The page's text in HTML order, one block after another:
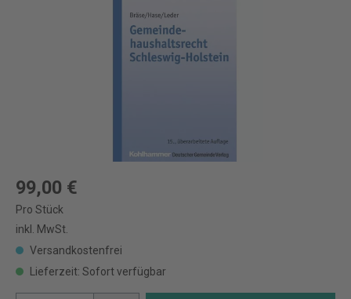
99,00 €
Pro Stück
inkl. MwSt.
Versandkostenfrei
Lieferzeit: Sofort verfügbar